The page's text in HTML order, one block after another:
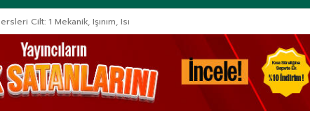
Cilt: 1 Mekanik, Işınım, Isı